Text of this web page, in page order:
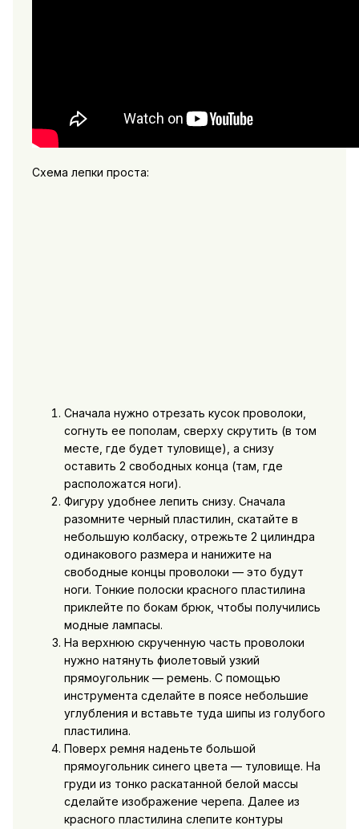
Схема лепки проста:
Сначала нужно отрезать кусок проволоки,
согнуть ее пополам, сверху скрутить (в том
месте, где будет туловище), а снизу
оставить 2 свободных конца (там, где
расположатся ноги).
Фигуру удобнее лепить снизу. Сначала
разомните черный пластилин, скатайте в
небольшую колбаску, отрежьте 2 цилиндра
одинакового размера и нанижите на
свободные концы проволоки — это будут
ноги. Тонкие полоски красного пластилина
приклейте по бокам брюк, чтобы получились
модные лампасы.
На верхнюю скрученную часть проволоки
нужно натянуть фиолетовый узкий
прямоугольник — ремень. С помощью
инструмента сделайте в поясе небольшие
углубления и вставьте туда шипы из голубого
пластилина.
Поверх ремня наденьте большой
прямоугольник синего цвета — туловище. На
груди из тонко раскатанной белой массы
сделайте изображение черепа. Далее из
красного пластилина слепите контуры